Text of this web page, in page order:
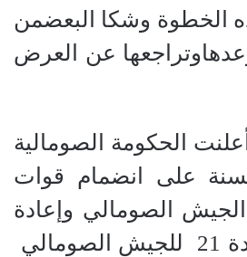
الخطوة وشكا البعضمن
عن العرض
وفي عام 2013 أعلنت الحكومة الصومالية
على انضمام قوات
الصومالي وإعادة
تأهيلهم في قاعدة 21 للجيش الصومالي